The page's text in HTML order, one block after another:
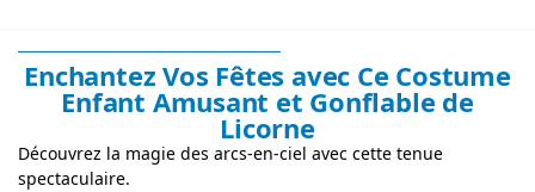
Enchantez Vos Fêtes avec Ce Costume
Enfant Amusant et Gonflable de
Licorne
Découvrez la magie des arcs-en-ciel avec cette tenue
spectaculaire.